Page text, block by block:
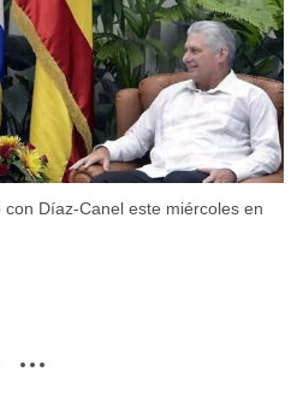
Díaz-Canel este miércoles en